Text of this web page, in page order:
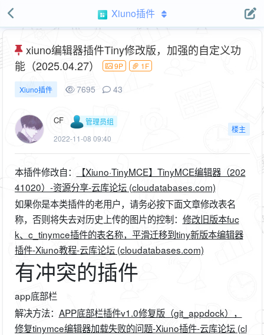
Xiuno插件
xiuno编辑器插件Tiny修改版，加强的自定义功
能（2025.04.27）
9P 1F
Xiuno插件 7695 43
CF
管理员组
2022-11-08 09:40
楼主
本插件修改自：
【Xiuno·TinyMCE】TinyMCE编辑器（202
41020）-资源分享-云库论坛 (cloudatabases.com)
如果你是本类插件的老用户，请务必按下面文章修改表名
称，否则将失去对历史上传的图片的控制： 修改旧版本fuc
k、c_tinymce插件的表名称，平滑迁移到tiny新版本编辑器
插件-Xiuno教程-云库论坛 (cloudatabases.com)
有冲突的插件
app底部栏
解决方法： APP底部栏插件v1.0修复版（git_appdock），
修复tinymce编辑器加载失败的问题-Xiuno插件-云库论坛 (cl